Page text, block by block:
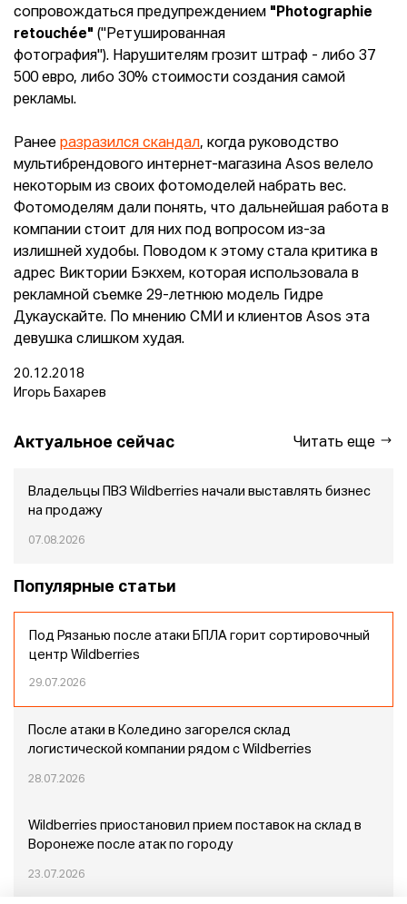
сопровождаться предупреждением "Photographie
retouchée" ("Ретушированная
фотография"). Нарушителям грозит штраф - либо 37
500 евро, либо 30% стоимости создания самой
рекламы.
Ранее разразился скандал, когда руководство
мультибрендового интернет-магазина Asos велело
некоторым из своих фотомоделей набрать вес.
Фотомоделям дали понять, что дальнейшая работа в
компании стоит для них под вопросом из-за
излишней худобы. Поводом к этому стала критика в
адрес Виктории Бэкхем, которая использовала в
рекламной съемке 29-летнюю модель Гидре
Дукаускайте. По мнению СМИ и клиентов Asos эта
девушка слишком худая.
20.12.2018
Игорь Бахарев
Актуальное сейчас Читать еще
Владельцы ПВЗ Wildberries начали выставлять бизнес
на продажу
07.08.2026
Популярные статьи
Под Рязанью после атаки БПЛА горит сортировочный
центр Wildberries
29.07.2026
После атаки в Коледино загорелся склад
логистической компании рядом с Wildberries
28.07.2026
Wildberries приостановил прием поставок на склад в
Воронеже после атак по городу
23.07.2026